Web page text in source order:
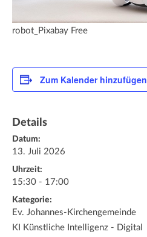
robot_Pixabay Free
Zum Kalender hinzufügen
Details
Datum:
13. Juli 2026
Uhrzeit:
15:30 - 17:00
Kategorie:
Ev. Johannes-Kirchengemeinde
KI Künstliche Intelligenz - Digital